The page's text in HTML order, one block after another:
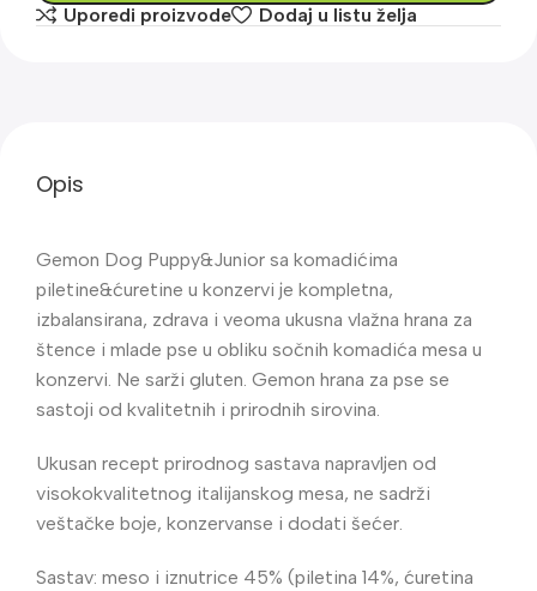
Uporedi proizvode
Dodaj u listu želja
Opis
Gemon Dog Puppy&Junior sa komadićima
piletine&ćuretine u konzervi je kompletna,
izbalansirana, zdrava i veoma ukusna vlažna hrana za
štence i mlade pse u obliku sočnih komadića mesa u
konzervi. Ne sarži gluten. Gemon hrana za pse se
sastoji od kvalitetnih i prirodnih sirovina.
Ukusan recept prirodnog sastava napravljen od
visokokvalitetnog italijanskog mesa, ne sadrži
veštačke boje, konzervanse i dodati šećer.
Sastav: meso i iznutrice 45% (piletina 14%, ćuretina